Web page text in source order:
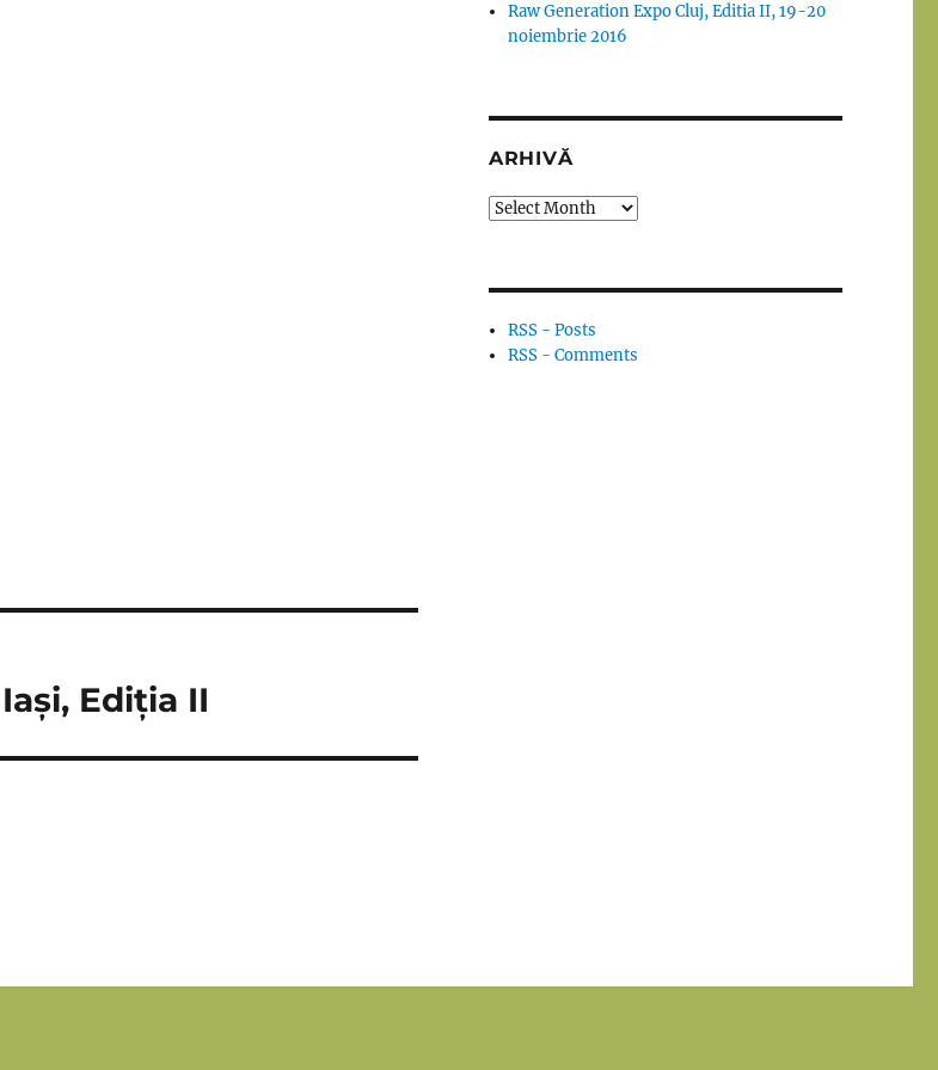
Ediția II
Raw Generation Expo Cluj, Editia II, 19-20
noiembrie 2016
ARHIVĂ
Arhivă
RSS - Posts
RSS - Comments